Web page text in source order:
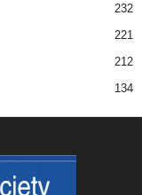
232
221
212
134